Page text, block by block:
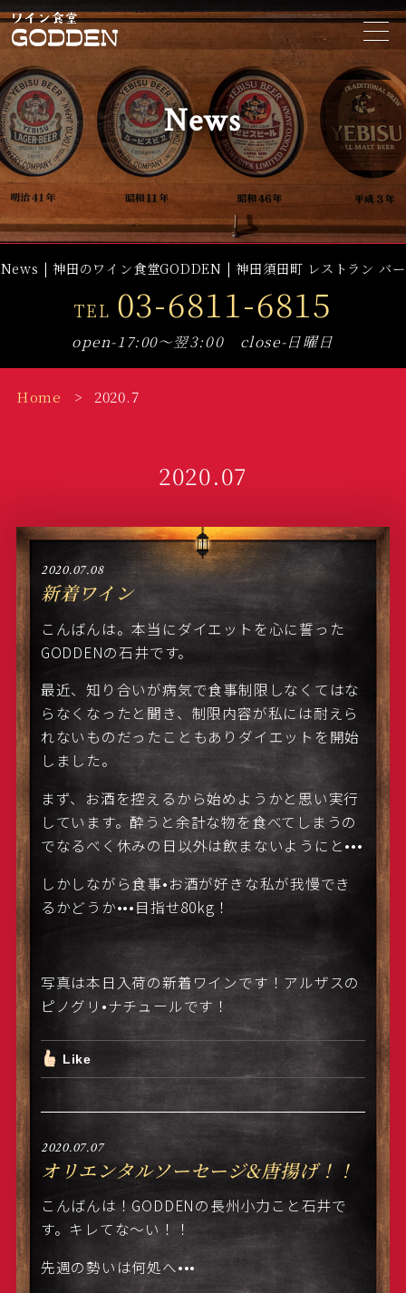
t
o
g
l
e
n
a
v
i
g
a
i
o
n
News
News | 神田のワイン食堂GODDEN | 神田須田町 レストラン バー
TEL 03-6811-6815
open-17:00～翌3:00 close-日曜日
Home 2020.7
2020.07
2020.07.08
新着ワイン
こんばんは。本当にダイエットを心に誓った
GODDENの石井です。
最近、知り合いが病気で食事制限しなくてはな
らなくなったと聞き、制限内容が私には耐えら
れないものだったこともありダイエットを開始
しました。
まず、お酒を控えるから始めようかと思い実行
しています。酔うと余計な物を食べてしまうの
でなるべく休みの日以外は飲まないようにと•••
しかしながら食事•お酒が好きな私が我慢でき
るかどうか•••目指せ80kg！
写真は本日入荷の新着ワインです！アルザスの
ピノグリ•ナチュールです！
Like
2020.07.07
オリエンタルソーセージ&唐揚げ！！
こんばんは！GODDENの長州小力こと石井で
す。キレてな〜い！！
先週の勢いは何処へ•••